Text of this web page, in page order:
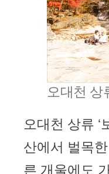
오대천 상
오대천 상류
산에서 벌목
른 개울에도